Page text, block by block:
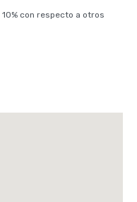
con respecto a otros
e internacionales,
mercados de Norteamérica,